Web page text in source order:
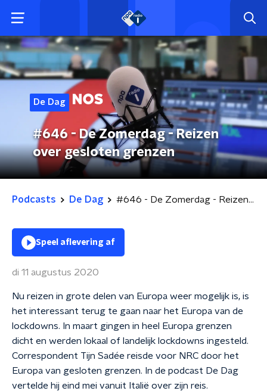
De Dag
#646 - De Zomerdag - Reizen
over gesloten grenzen
Podcasts De Dag #646 - De Zomerdag - Reizen over gesloten grenzen
Speel aflevering af
di 11 augustus 2020
Nu reizen in grote delen van Europa weer mogelijk is, is
het interessant terug te gaan naar het Europa van de
lockdowns. In maart gingen in heel Europa grenzen
dicht en werden lokaal of landelijk lockdowns ingesteld.
Correspondent Tijn Sadée reisde voor NRC door het
Europa van gesloten grenzen. In de podcast De Dag
vertelde hij eind mei vanuit Italië over zijn reis.